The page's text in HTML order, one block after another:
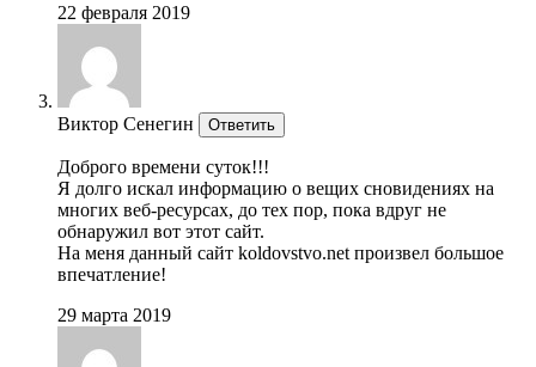
22 февраля 2019
Виктор Сенегин Ответить
Доброго времени суток!!!
Я долго искал информацию о вещих сновидениях на
многих веб-ресурсах, до тех пор, пока вдруг не
обнаружил вот этот сайт.
На меня данный сайт koldovstvo.net произвел большое
впечатление!
29 марта 2019